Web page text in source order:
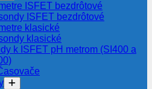
ISFET bezdrôtové
ISFET bezdrôtové
klasické
klasické
k ISFET pH metrom (SI400 a